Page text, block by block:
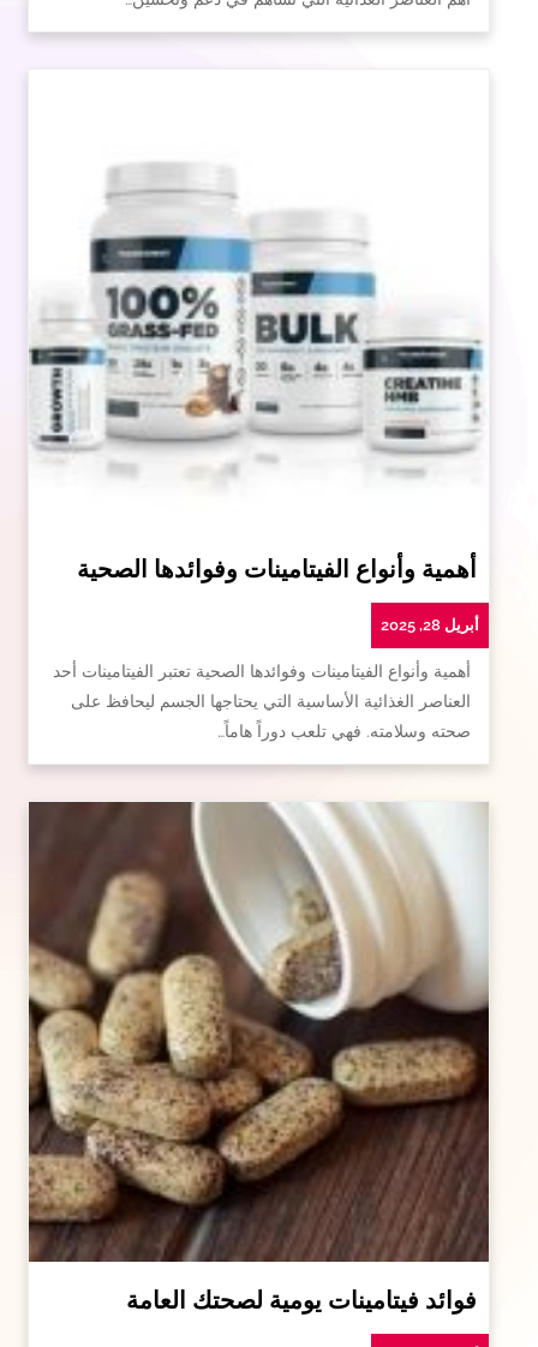
أهمية وأنواع الفيتامينات وفوائدها الصحية
أبريل 28, 2025
أهمية وأنواع الفيتامينات وفوائدها الصحية تعتبر الفيتامينات أحد
العناصر الغذائية الأساسية التي يحتاجها الجسم ليحافظ على
صحته وسلامته. فهي تلعب دوراً هاماً…
فوائد فيتامينات يومية لصحتك العامة